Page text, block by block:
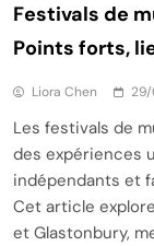
Festivals de
Points forts,
Liora Chen
Les festivals de
des expériences
indépendants et
Cet article
et Glastonbury,